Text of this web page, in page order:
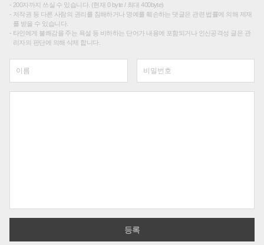
200자까지 쓰실 수 있습니다. (현재 0 byte / 최대 400byte)
저작권 등 다른 사람의 권리를 침해하거나 명예를 훼손하는 댓글은 관련 법률에 의해 제재
를 받을 수 있습니다.
타인에게 불쾌감을 주는 욕설 등 비하하는 단어가 내용에 포함되거나 인신공격성 글은 관
리자의 판단에 의해 삭제 합니다.